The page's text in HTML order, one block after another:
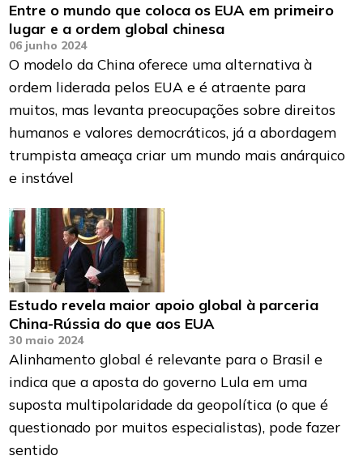
Entre o mundo que coloca os EUA em primeiro
lugar e a ordem global chinesa
06 junho 2024
O modelo da China oferece uma alternativa à
ordem liderada pelos EUA e é atraente para
muitos, mas levanta preocupações sobre direitos
humanos e valores democráticos, já a abordagem
trumpista ameaça criar um mundo mais anárquico
e instável
Estudo revela maior apoio global à parceria
China-Rússia do que aos EUA
30 maio 2024
Alinhamento global é relevante para o Brasil e
indica que a aposta do governo Lula em uma
suposta multipolaridade da geopolítica (o que é
questionado por muitos especialistas), pode fazer
sentido